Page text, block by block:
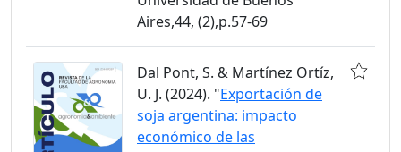
Aires,44, (2),p.57-69
Dal Pont, S. & Martínez Ortíz,
U. J. (2024). "Exportación de
soja argentina: impacto
económico de las